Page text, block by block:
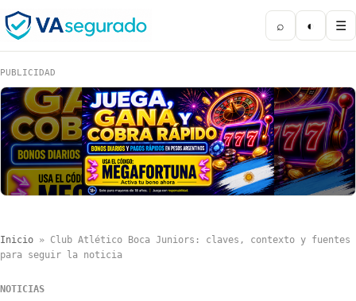
⌕ ◐ ☰
PUBLICIDAD
Inicio » Club Atlético Boca Juniors: claves, contexto y fuentes
para seguir la noticia
NOTICIAS